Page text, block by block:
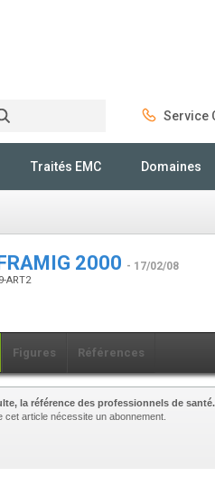
Service
Traités EMC Domaines
2000 - 17/02/08
ART2
Figures Références
la référence des professionnels de santé.
cet article nécessite un abonnement.